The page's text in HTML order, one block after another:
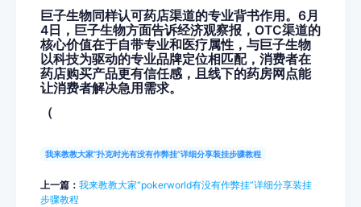
巨子生物同样认可药店渠道的专业背书作用。6月
4日，巨子生物方面告诉经济观察报，OTC渠道的
核心价值在于自带专业和医疗属性，与巨子生物
以科技为驱动的专业品牌定位相匹配，消费者在
药店购买产品更有信任感，且线下的药房网点能
让消费者解决急用需求。
（
我来教教大家“扑克时光有没有作弊挂”详细分享装挂步骤教程
上一篇： 我来教教大家“pokerworld有没有作弊挂”详细分享装挂
步骤教程